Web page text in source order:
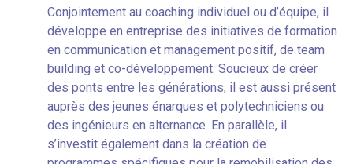
Conjointement au coaching individuel ou d’équipe, il
développe en entreprise des initiatives de formation
en communication et management positif, de team
building et co-développement. Soucieux de créer
des ponts entre les générations, il est aussi présent
auprès des jeunes énarques et polytechniciens ou
des ingénieurs en alternance. En parallèle, il
s’investit également dans la création de